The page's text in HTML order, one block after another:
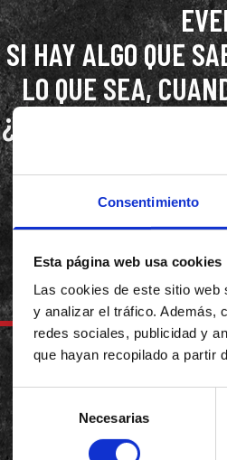
Consentimiento
Esta página web usa cookies
Las cookies de este sitio web
y analizar el tráfico. Además,
redes sociales, publicidad y
que hayan recopilado a partir
Selección
consentimiento
Necesarias
SI HAY ALGO QUE
LO QUE SEA,
¿QUÉ HAS ACABADO
EL RECREO? SE
PUES YA SABES
TODO PARA QUE
DÍA Y DE TU